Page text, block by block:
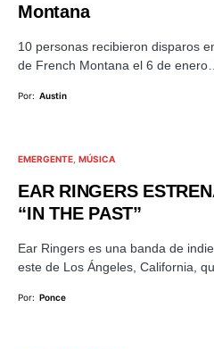
Montana
10 personas recibieron disparos
de French Montana el 6 de enero…
Por: Austin
EMERGENTE MÚSICA
EAR RINGERS
“IN THE PAST”
Ear Ringers es una banda de
este de Los Ángeles, California,
Por: Ponce